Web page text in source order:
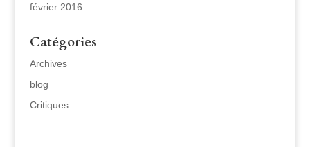
février 2016
Catégories
Archives
blog
Critiques